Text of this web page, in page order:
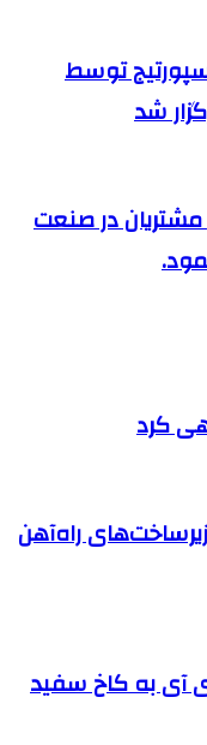
توسط
شد
در صنعت
کرد
راه‌آهن
آی به کاخ سفید